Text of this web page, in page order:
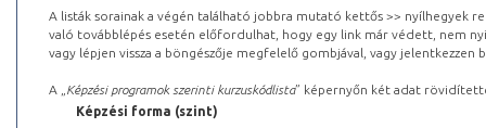
A listák sorainak a végén található jobbra mutató kettős >> nyílhegyek
való továbblépés esetén előfordulhat, hogy egy link már védett, nem
vagy lépjen vissza a böngészője megfelelő gombjával, vagy
A „ Képzési programok szerinti kurzuskódlista” képernyőn két adat
Képzési forma (szint)